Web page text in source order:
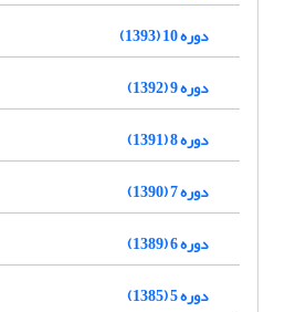
دوره 10 (1393)
دوره 9 (1392)
دوره 8 (1391)
دوره 7 (1390)
دوره 6 (1389)
دوره 5 (1385)